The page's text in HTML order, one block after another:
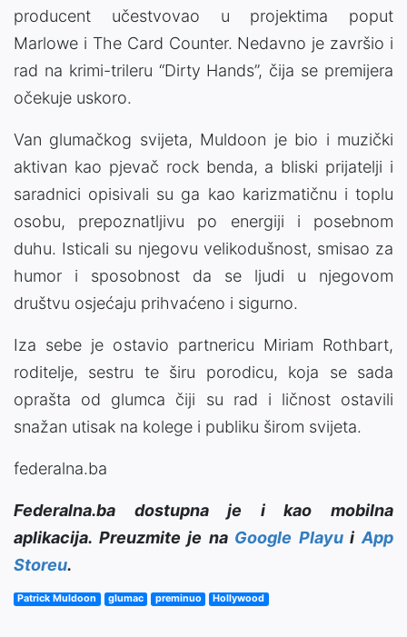
producent učestvovao u projektima poput
Marlowe i The Card Counter. Nedavno je završio i
rad na krimi-trileru “Dirty Hands”, čija se premijera
očekuje uskoro.
Van glumačkog svijeta, Muldoon je bio i muzički
aktivan kao pjevač rock benda, a bliski prijatelji i
saradnici opisivali su ga kao karizmatičnu i toplu
osobu, prepoznatljivu po energiji i posebnom
duhu. Isticali su njegovu velikodušnost, smisao za
humor i sposobnost da se ljudi u njegovom
društvu osjećaju prihvaćeno i sigurno.
Iza sebe je ostavio partnericu Miriam Rothbart,
roditelje, sestru te širu porodicu, koja se sada
oprašta od glumca čiji su rad i ličnost ostavili
snažan utisak na kolege i publiku širom svijeta.
federalna.ba
Federalna.ba dostupna je i kao mobilna
aplikacija. Preuzmite je na Google PlayuiApp
Storeu.
Patrick Muldoon glumac preminuo Hollywood